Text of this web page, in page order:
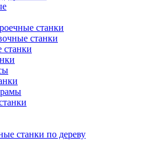
станки
станки
станки
станки по дереву